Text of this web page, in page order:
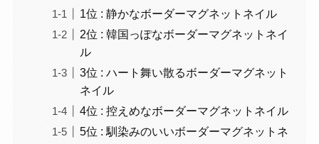
1位 : 静かなボーダーマグネットネイル
2位 : 韓国っぽなボーダーマグネットネイ
ル
3位 : ハート舞い散るボーダーマグネット
ネイル
4位 : 控えめなボーダーマグネットネイル
5位 : 馴染みのいいボーダーマグネットネ